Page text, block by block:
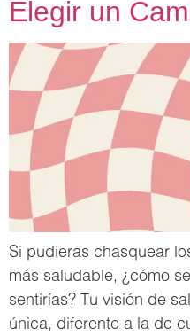
Elegir un
Si pudieras chasquear
más saludable, ¿cómo
sentirías? Tu visión de
única, diferente a la de